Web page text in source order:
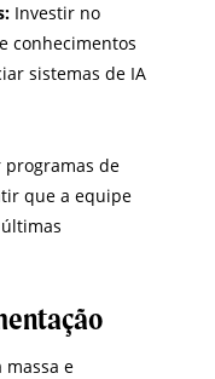
Investir no
conhecimentos
sistemas de IA
programas de
que a equipe
massa e